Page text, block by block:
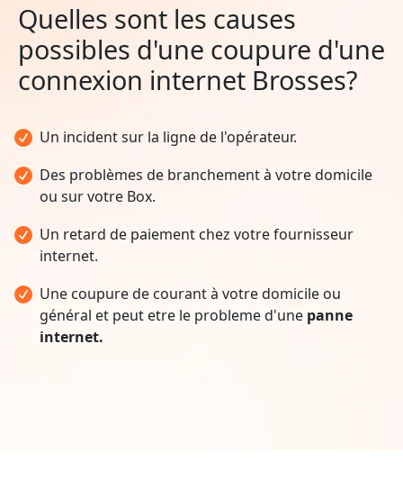
Quelles sont les causes
possibles d'une coupure d'une
connexion internet Brosses?
Un incident sur la ligne de l'opérateur.
Des problèmes de branchement à votre domicile
ou sur votre Box.
Un retard de paiement chez votre fournisseur
internet.
Une coupure de courant à votre domicile ou
général et peut etre le probleme d'une panne
internet.